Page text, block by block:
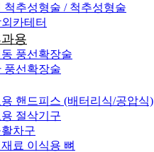
척추성형술 / 척추성형술
카테터
용
풍선확장술
풍선확장술
핸드피스 (배터리식/공압식)
절삭기구
차구
료 이식용 뼈